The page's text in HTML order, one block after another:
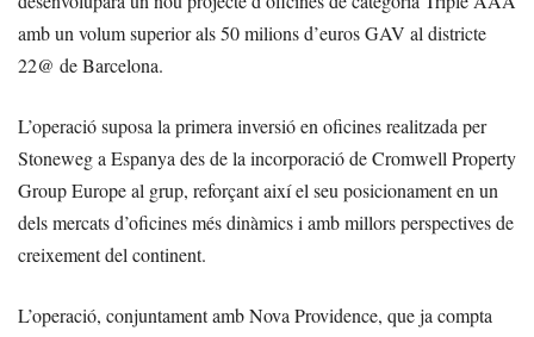
amb un volum superior als 50 milions d’euros GAV al districte
22@ de Barcelona.
L’operació suposa la primera inversió en oficines realitzada per
Stoneweg a Espanya des de la incorporació de Cromwell Property
Group Europe al grup, reforçant així el seu posicionament en un
dels mercats d’oficines més dinàmics i amb millors perspectives de
creixement del continent.
L’operació, conjuntament amb Nova Providence, que ja compta